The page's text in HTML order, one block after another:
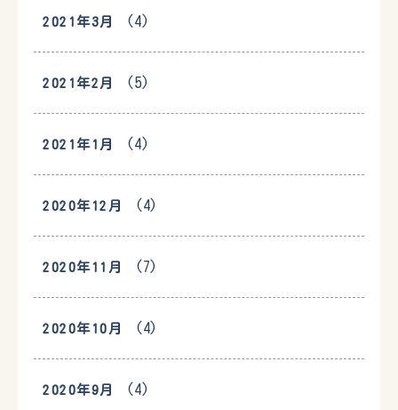
2021年3月 (4)
2021年2月 (5)
2021年1月 (4)
2020年12月 (4)
2020年11月 (7)
2020年10月 (4)
2020年9月 (4)